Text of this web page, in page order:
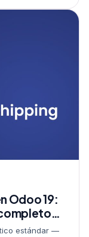
Odoo 19:
estándar —